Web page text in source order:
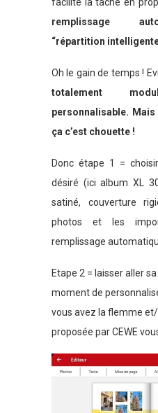
remplissage
“répartition
Oh le gain de temps !
totalement
personnalisable.
ça c’est chouette !
Donc étape 1 =
désiré (ici album XL
satiné, couverture
photos et les
remplissage
Etape 2 = laisser aller
moment de
vous avez la flemme
proposée par CEWE